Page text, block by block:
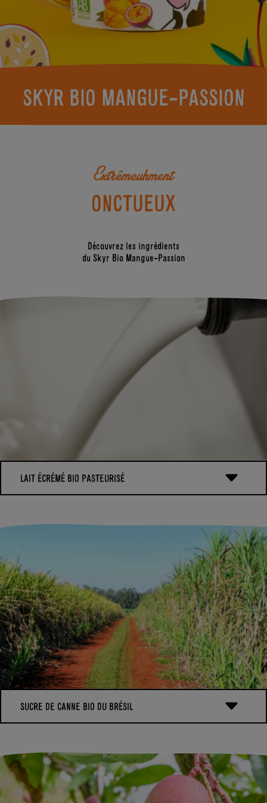
ENFANTS
KEZAKO
?
LES
BONS
GESTES
DERRIÈRE
SKYR BIO MANGUE-PASSION
Extrêmeuhment
ONCTUEUX
Découvrez les ingrédients
du Skyr Bio Mangue-Passion
LAIT ÉCRÉMÉ BIO PASTEURISÉ
Les 2 Vaches travaille main dans la main avec une trentaine
d’agriculteurs bio en Normandie. Cela représente près de 2000
hectares convertis au bio et près de 1800 vaches. En 2018, ces
exploitations couvriront 70% de nos besoins en lait pour
produire nos yaourts et desserts à l’usine du Molay-Littry en
Normandie. Le reste du lait provient d’autres exploitations
laitières bio basées dans l’ouest français, essentiellement en
Normandie.
SUCRE DE CANNE BIO DU BRÉSIL
en sucre de canne bio ?
Native® est une marque du groupe familial brésilien Balbo,